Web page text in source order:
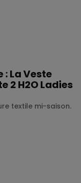
La Veste
2 H2O Ladies
textile mi-saison.